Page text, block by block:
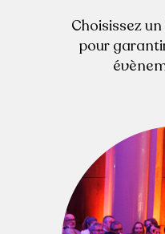
Choisissez
pour